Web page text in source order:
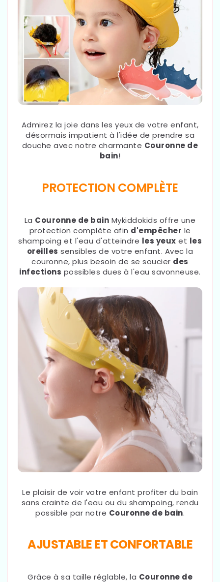
Admirez la joie dans les yeux de votre enfant,
désormais impatient à l'idée de prendre sa
douche avec notre charmante Couronne de
bain!
PROTECTION COMPLÈTE
La Couronne de bain Mykiddokids offre une
protection complète afin d'empêcher le
shampoing et l'eau d'atteindre les yeux et les
oreilles sensibles de votre enfant. Avec la
couronne, plus besoin de se soucier des
infections possibles dues à l'eau savonneuse.
Le plaisir de voir votre enfant profiter du bain
sans crainte de l'eau ou du shampoing, rendu
possible par notre Couronne de bain.
AJUSTABLE ET CONFORTABLE
Grâce à sa taille réglable, la Couronne de